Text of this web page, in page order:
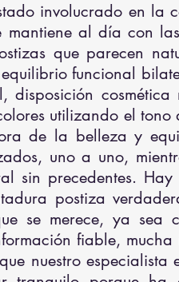
involucrado en la
al día con
que parecen
funcional
cosmética
utilizando el
de la belleza y
uno a uno,
sin precedentes. Hay
postiza
se merece, ya sea
fiable, mucha
nuestro especialista